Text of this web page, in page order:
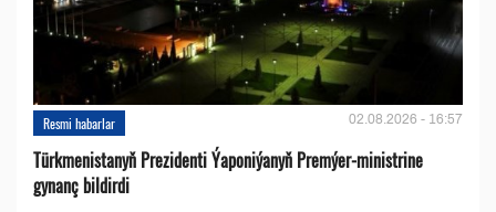
Resmi habarlar 02.08.2026 - 16:57
Türkmenistanyň Prezidenti Ýaponiýanyň Premýer-ministrine
gynanç bildirdi